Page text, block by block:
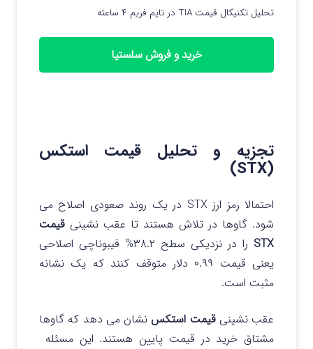
تحلیل تکنیکال قیمت TIA در تایم فریم ۴ ساعته
خرید و فروش سلستیا
تجزیه و تحلیل قیمت استکس
(STX)
احتمالا رمز ارز STX در یک روند صعودی اصلاح می
شود. گاوها در تلاش هستند تا عقب نشینی قیمت
STX
را در نزدیکی سطح ۳۸.۲% فیبوناچی اصلاحی
یعنی قیمت ۰.۹۹ دلار متوقف کنند که یک نشانه
مثبت است.
عقب نشینیقیمت استکسنشان می دهد که گاوها
مشتاق خرید در قیمت پایین هستند. این مسئله